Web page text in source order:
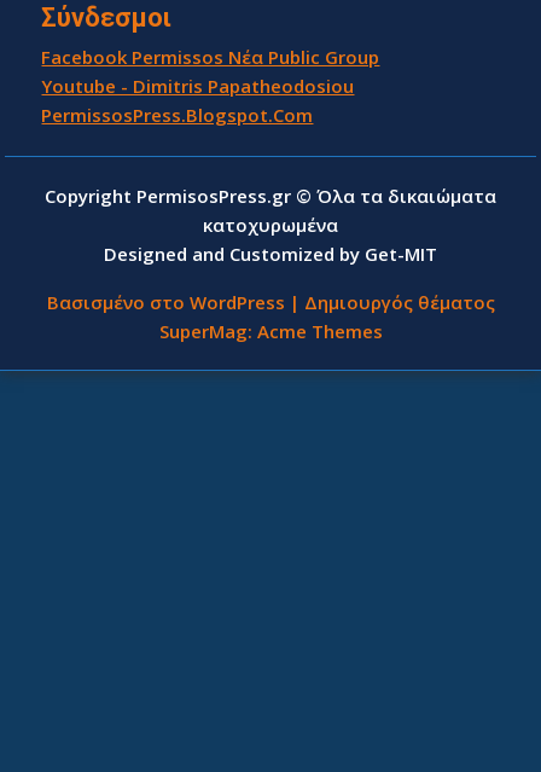
Σύνδεσμοι
Facebook Permissos Νέα Public Group
Youtube - Dimitris Papatheodosiou
PermissosPress.Blogspot.Com
Copyright PermisosPress.gr © Όλα τα δικαιώματα
κατοχυρωμένα
Designed and Customized by Get-MIT
Βασισμένο στο WordPress | Δημιουργός θέματος
SuperMag: Acme Themes